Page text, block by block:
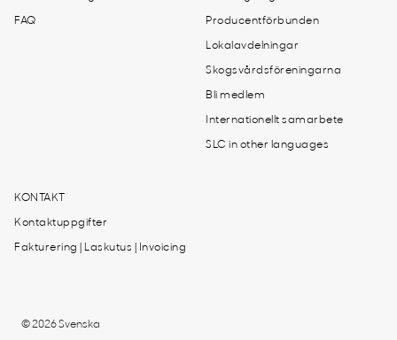
FAQ Producentförbunden
Lokalavdelningar
Skogsvårdsföreningarna
Bli medlem
Internationellt samarbete
SLC in other languages
KONTAKT
Kontaktuppgifter
Fakturering | Laskutus | Invoicing
© 2026 Svenska